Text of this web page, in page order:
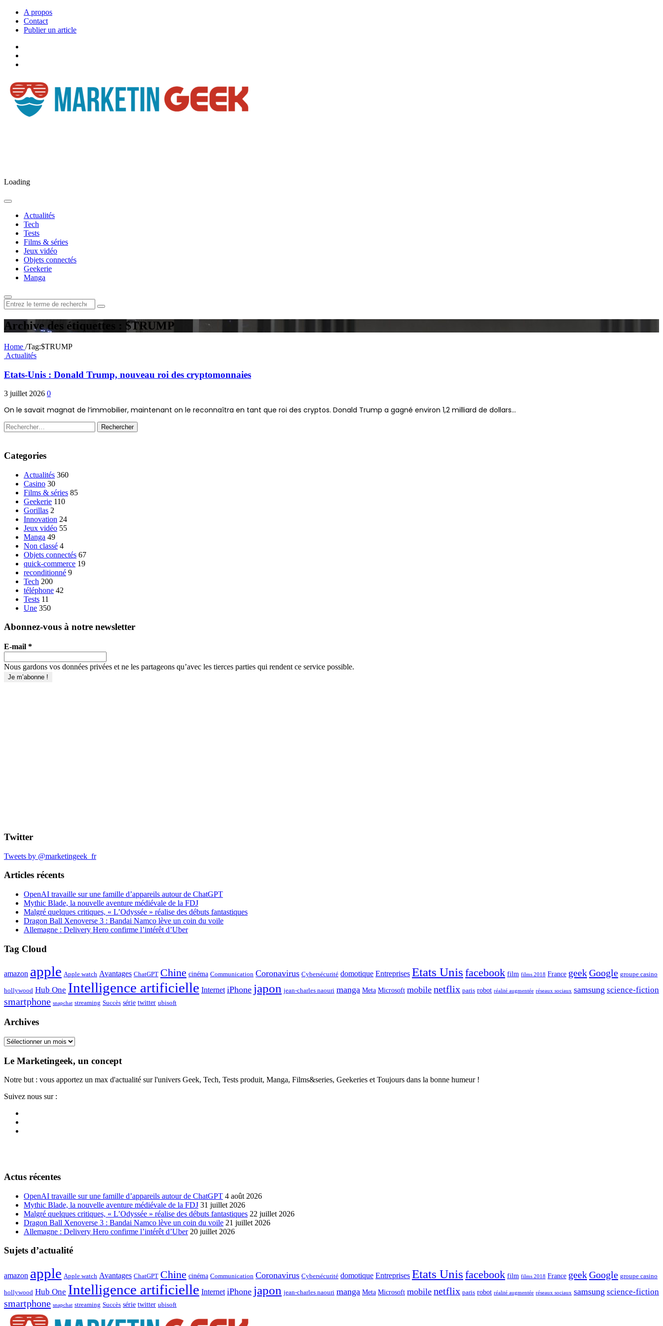
A propos
Contact
Publier un article
Loading
Actualités
Tech
Tests
Films & séries
Jeux vidéo
Objets connectés
Geekerie
Manga
Rechercher
:
Archive des étiquettes : $TRUMP
Home /Tag:$TRUMP
Actualités
Etats-Unis : Donald Trump, nouveau roi des cryptomonnaies
3 juillet 2026 0
On le savait magnat de l’immobilier, maintenant on le reconnaîtra en tant que roi des cryptos. Donald Trump a gagné environ 1,2 milliard de dollars…
Rechercher :
Categories
Actualités 360
Casino 30
Films & séries 85
Geekerie 110
Gorillas 2
Innovation 24
Jeux vidéo 55
Manga 49
Non classé 4
Objets connectés 67
quick-commerce 19
reconditionné 9
Tech 200
téléphone 42
Tests 11
Une 350
Abonnez-vous à notre newsletter
E-mail *
Nous gardons vos données privées et ne les partageons qu’avec les tierces parties qui rendent ce service possible.
Twitter
Tweets by @marketingeek_fr
Articles récents
OpenAI travaille sur une famille d’appareils autour de ChatGPT
Mythic Blade, la nouvelle aventure médiévale de la FDJ
Malgré quelques critiques, « L’Odyssée » réalise des débuts fantastiques
Dragon Ball Xenoverse 3 : Bandai Namco lève un coin du voile
Allemagne : Delivery Hero confirme l’intérêt d’Uber
Tag Cloud
amazon apple Apple watch Avantages ChatGPT Chine cinéma Communication Coronavirus Cybersécurité domotique Entreprises Etats Unis facebook film films 2018 France geekGoogle groupe casino
hollywood Hub One Intelligence artificielle Internet iPhone japon jean-charles naouri manga Meta Microsoft mobile netflix paris robot réalité augmentée réseaux sociaux samsung science-fiction
smartphone snapchat streaming Succès série twitter ubisoft
Archives
Archives
Le Marketingeek, un concept
Notre but : vous apportez un max d'actualité sur l'univers Geek, Tech, Tests produit, Manga, Films&series, Geekeries et Toujours dans la bonne humeur !
Suivez nous sur :
Actus récentes
OpenAI travaille sur une famille d’appareils autour de ChatGPT 4 août 2026
Mythic Blade, la nouvelle aventure médiévale de la FDJ 31 juillet 2026
Malgré quelques critiques, « L’Odyssée » réalise des débuts fantastiques 22 juillet 2026
Dragon Ball Xenoverse 3 : Bandai Namco lève un coin du voile 21 juillet 2026
Allemagne : Delivery Hero confirme l’intérêt d’Uber 20 juillet 2026
Sujets d’actualité
amazon apple Apple watch Avantages ChatGPT Chine cinéma Communication Coronavirus Cybersécurité domotique Entreprises Etats Unis facebook film films 2018 France geekGoogle groupe casino
hollywood Hub One Intelligence artificielle Internet iPhone japon jean-charles naouri manga Meta Microsoft mobile netflix paris robot réalité augmentée réseaux sociaux samsung science-fiction
smartphone snapchat streaming Succès série twitter ubisoft